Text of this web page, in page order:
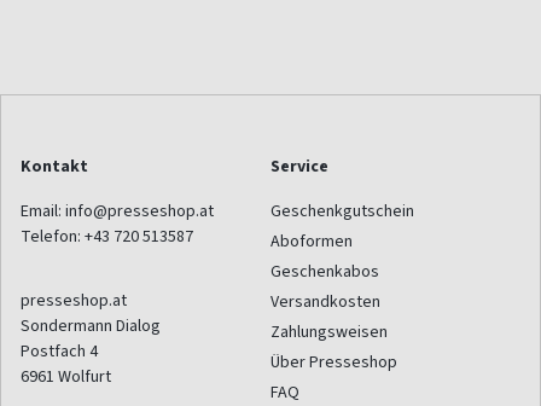
Kontakt
Email: info@presseshop.at
Telefon: +43 720 513587
presseshop.at
Sondermann Dialog
Postfach 4
6961 Wolfurt
Service
Geschenkgutschein
Aboformen
Geschenkabos
Versandkosten
Zahlungsweisen
Über Presseshop
FAQ